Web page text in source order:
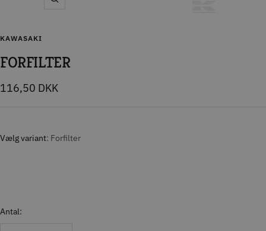
Zoom
KAWASAKI
FORFILTER
Tilbudspris
116,50 DKK
Vælg variant Forfilter
Antal: